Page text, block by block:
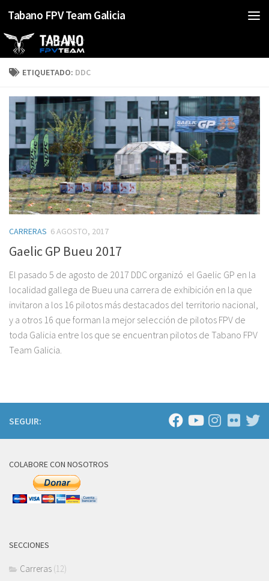
Saltar al contenido
Tabano FPV Team Galicia
ETIQUETADO: DDC
CARRERAS 6 AGOSTO, 2017
Gaelic GP Bueu 2017
El pasado 5 de agosto de 2017 DDC organizó el Gaelic GP en la
localidad gallega de Bueu una carrera de exhibición en la que
invitaron a los 16 pilotos más destacados del territorio nacional,
y a otros 16 que forman la mejor selección de pilotos FPV de
toda Galicia entre los que se encuentran pilotos de Tabano FPV
Team Galicia.
SEGUIR:
COLABORE CON NOSOTROS
SECCIONES
Carreras (12)